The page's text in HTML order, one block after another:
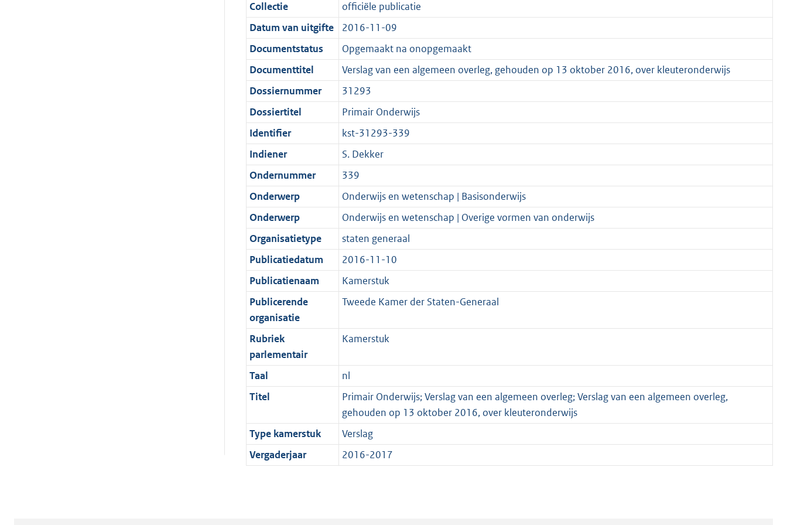
i
e
i
n
f
o
r
m
a
a
t
1
0
6
K
b
t
i
e
i
n
f
o
r
m
a
a
t
:
3
5
K
b
a
t
i
e
i
n
f
o
r
m
a
a
t
e
:
9
9
K
b
c
a
t
i
e
i
n
f
o
r
m
a
a
t
t
e
:
3
5
K
b
d
s
g
r
o
t
t
e
:
K
b
n
d
s
g
r
o
t
t
2
K
b
Collectie
officiële publicatie
Datum van uitgifte
2016-11-09
Documentstatus
Opgemaakt na onopgemaakt
Documenttitel
Verslag van een algemeen overleg, gehouden op 13 oktober 2016, over kleuteronderwijs
Dossiernummer
31293
Dossiertitel
Primair Onderwijs
Identifier
kst-31293-339
Indiener
S. Dekker
Ondernummer
339
Onderwerp
Onderwijs en wetenschap | Basisonderwijs
Onderwerp
Onderwijs en wetenschap | Overige vormen van onderwijs
Organisatietype
staten generaal
Publicatiedatum
2016-11-10
Publicatienaam
Kamerstuk
Publicerende
organisatie
Tweede Kamer der Staten-Generaal
Rubriek
parlementair
Kamerstuk
Taal
nl
Titel
Primair Onderwijs; Verslag van een algemeen overleg; Verslag van een algemeen overleg,
gehouden op 13 oktober 2016, over kleuteronderwijs
Type kamerstuk
Verslag
Vergaderjaar
2016-2017